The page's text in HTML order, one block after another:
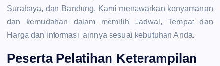
Surabaya, dan Bandung. Kami menawarkan kenyamanan
dan kemudahan dalam memilih Jadwal, Tempat dan
Harga dan informasi lainnya sesuai kebutuhan Anda.
Peserta Pelatihan Keterampilan